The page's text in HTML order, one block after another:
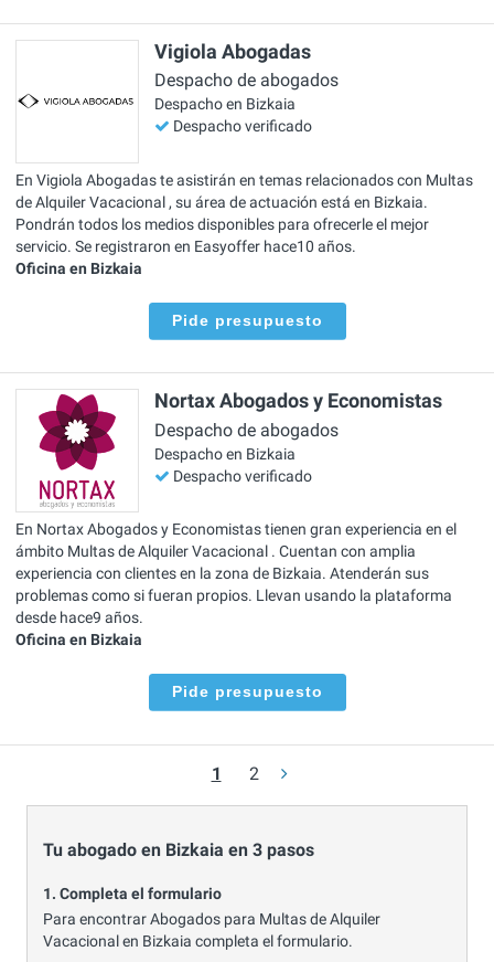
Vigiola Abogadas
Despacho de abogados
Despacho en Bizkaia
Despacho verificado
En Vigiola Abogadas te asistirán en temas relacionados con Multas
de Alquiler Vacacional , su área de actuación está en Bizkaia.
Pondrán todos los medios disponibles para ofrecerle el mejor
servicio. Se registraron en Easyoffer hace10 años.
Oficina en Bizkaia
Pide presupuesto
Nortax Abogados y Economistas
Despacho de abogados
Despacho en Bizkaia
Despacho verificado
En Nortax Abogados y Economistas tienen gran experiencia en el
ámbito Multas de Alquiler Vacacional . Cuentan con amplia
experiencia con clientes en la zona de Bizkaia. Atenderán sus
problemas como si fueran propios. Llevan usando la plataforma
desde hace9 años.
Oficina en Bizkaia
Pide presupuesto
1 2
Tu abogado en Bizkaia en 3 pasos
1. Completa el formulario
Para encontrar Abogados para Multas de Alquiler
Vacacional en Bizkaia completa el formulario.